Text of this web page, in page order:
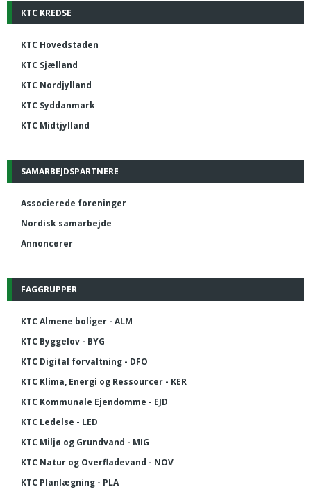
KTC KREDSE
KTC Hovedstaden
KTC Sjælland
KTC Nordjylland
KTC Syddanmark
KTC Midtjylland
SAMARBEJDSPARTNERE
Associerede foreninger
Nordisk samarbejde
Annoncører
FAGGRUPPER
KTC Almene boliger - ALM
KTC Byggelov - BYG
KTC Digital forvaltning - DFO
KTC Klima, Energi og Ressourcer - KER
KTC Kommunale Ejendomme - EJD
KTC Ledelse - LED
KTC Miljø og Grundvand - MIG
KTC Natur og Overfladevand - NOV
KTC Planlægning - PLA